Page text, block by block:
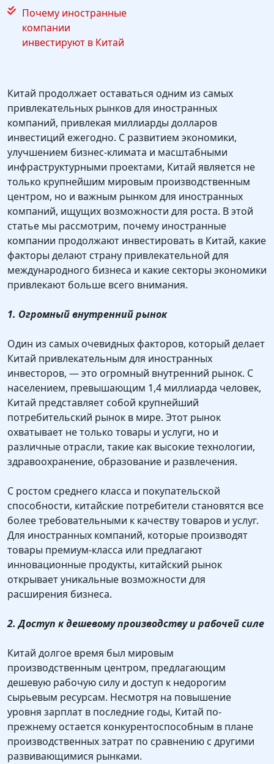
Почему иностранные
компании
инвестируют в Китай
Китай продолжает оставаться одним из самых
привлекательных рынков для иностранных
компаний, привлекая миллиарды долларов
инвестиций ежегодно. С развитием экономики,
улучшением бизнес-климата и масштабными
инфраструктурными проектами, Китай является не
только крупнейшим мировым производственным
центром, но и важным рынком для иностранных
компаний, ищущих возможности для роста. В этой
статье мы рассмотрим, почему иностранные
компании продолжают инвестировать в Китай, какие
факторы делают страну привлекательной для
международного бизнеса и какие секторы экономики
привлекают больше всего внимания.
1. Огромный внутренний рынок
Один из самых очевидных факторов, который делает
Китай привлекательным для иностранных
инвесторов, — это огромный внутренний рынок. С
населением, превышающим 1,4 миллиарда человек,
Китай представляет собой крупнейший
потребительский рынок в мире. Этот рынок
охватывает не только товары и услуги, но и
различные отрасли, такие как высокие технологии,
здравоохранение, образование и развлечения.
С ростом среднего класса и покупательской
способности, китайские потребители становятся все
более требовательными к качеству товаров и услуг.
Для иностранных компаний, которые производят
товары премиум-класса или предлагают
инновационные продукты, китайский рынок
открывает уникальные возможности для
расширения бизнеса.
2. Доступ к дешевому производству и рабочей силе
Китай долгое время был мировым
производственным центром, предлагающим
дешевую рабочую силу и доступ к недорогим
сырьевым ресурсам. Несмотря на повышение
уровня зарплат в последние годы, Китай по-
прежнему остается конкурентоспособным в плане
производственных затрат по сравнению с другими
развивающимися рынками.